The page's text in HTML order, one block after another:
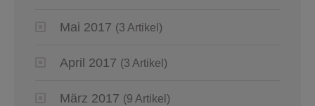
Mai 2017 (3 Artikel)
April 2017 (3 Artikel)
März 2017 (9 Artikel)